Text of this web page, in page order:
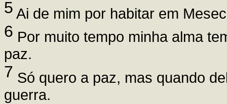
5 Ai de mim por habitar em
6 Por muito tempo minha alma
paz.
7 Só quero a paz, mas quando
guerra.